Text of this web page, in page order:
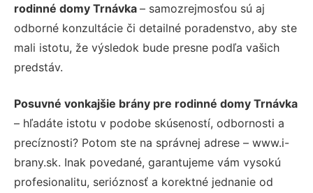
rodinné domy Trnávka – samozrejmosťou sú aj
odborné konzultácie či detailné poradenstvo, aby ste
mali istotu, že výsledok bude presne podľa vašich
predstáv.
Posuvné vonkajšie brány pre rodinné domy Trnávka
– hľadáte istotu v podobe skúseností, odbornosti a
precíznosti? Potom ste na správnej adrese – www.i-
brany.sk. Inak povedané, garantujeme vám vysokú
profesionalitu, serióznosť a korektné jednanie od